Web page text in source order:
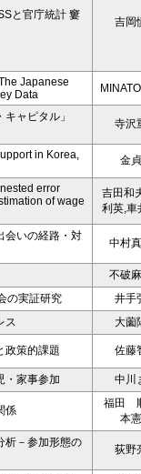
と官庁統計 窶
吉岡
Japanese
Data
ャピタル」
寺沢
in Korea,
金
error
of wage
吉田和
利英,車
会いの経路・対
中村
不破
の実証研究
井手
ス
大薗
政策的課題 佐藤
・家事参加 中川
係
福田
本
析－参加形態の
荻野